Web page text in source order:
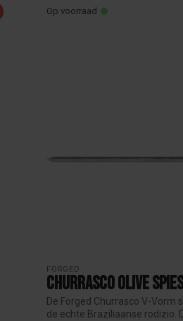
Op voorraad
FORGED
Churrasco Olive
De Forged Churrasco V-Vorm
de echte Braziliaanse rodizio.